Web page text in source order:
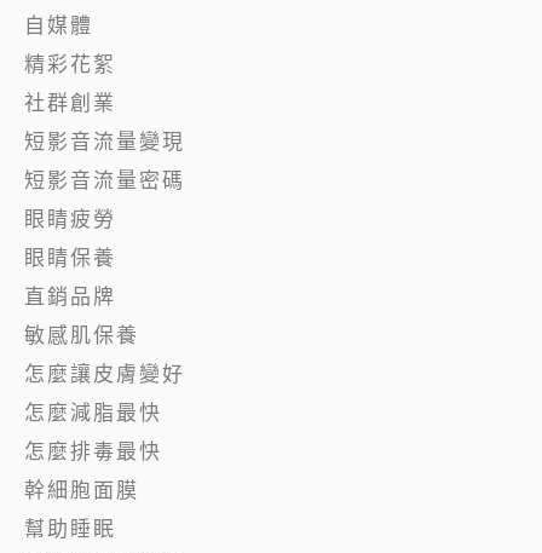
自媒體
精彩花絮
社群創業
短影音流量變現
短影音流量密碼
眼睛疲勞
眼睛保養
直銷品牌
敏感肌保養
怎麼讓皮膚變好
怎麼減脂最快
怎麼排毒最快
幹細胞面膜
幫助睡眠